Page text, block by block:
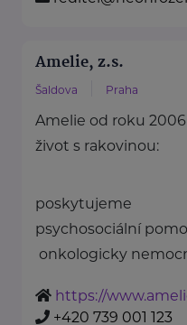
Amelie, z.s.
Šaldova Praha
Amelie od roku
život s rakovinou:
poskytujeme
psychosociální
onkologicky
https://
+420 739 001 123